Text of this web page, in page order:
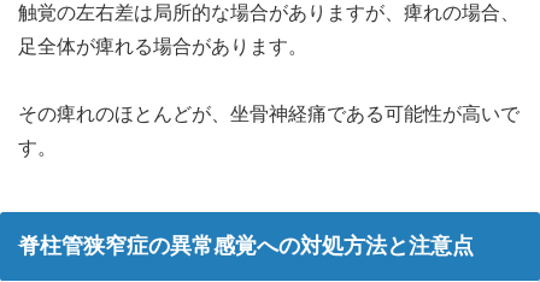
触覚の左右差は局所的な場合がありますが、痺れの場合、
足全体が痺れる場合があります。
その痺れのほとんどが、坐骨神経痛である可能性が高いで
す。
脊柱管狭窄症の異常感覚への対処方法と注意点